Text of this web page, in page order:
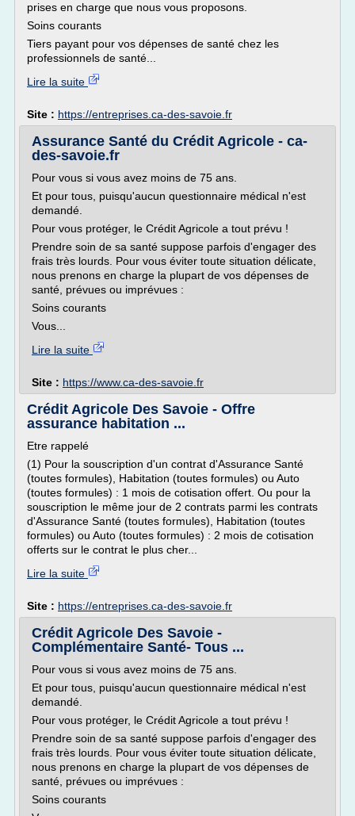
prises en charge que nous vous proposons.
Soins courants
Tiers payant pour vos dépenses de santé chez les
professionnels de santé...
Lire la suite
Site : https://entreprises.ca-des-savoie.fr
Assurance Santé du Crédit Agricole - ca-
des-savoie.fr
Pour vous si vous avez moins de 75 ans.
Et pour tous, puisqu'aucun questionnaire médical n'est
demandé.
Pour vous protéger, le Crédit Agricole a tout prévu !
Prendre soin de sa santé suppose parfois d'engager des
frais très lourds. Pour vous éviter toute situation délicate,
nous prenons en charge la plupart de vos dépenses de
santé, prévues ou imprévues :
Soins courants
Vous...
Lire la suite
Site : https://www.ca-des-savoie.fr
Crédit Agricole Des Savoie - Offre
assurance habitation ...
Etre rappelé
(1) Pour la souscription d'un contrat d'Assurance Santé
(toutes formules), Habitation (toutes formules) ou Auto
(toutes formules) : 1 mois de cotisation offert. Ou pour la
souscription le même jour de 2 contrats parmi les contrats
d'Assurance Santé (toutes formules), Habitation (toutes
formules) ou Auto (toutes formules) : 2 mois de cotisation
offerts sur le contrat le plus cher...
Lire la suite
Site : https://entreprises.ca-des-savoie.fr
Crédit Agricole Des Savoie -
Complémentaire Santé- Tous ...
Pour vous si vous avez moins de 75 ans.
Et pour tous, puisqu'aucun questionnaire médical n'est
demandé.
Pour vous protéger, le Crédit Agricole a tout prévu !
Prendre soin de sa santé suppose parfois d'engager des
frais très lourds. Pour vous éviter toute situation délicate,
nous prenons en charge la plupart de vos dépenses de
santé, prévues ou imprévues :
Soins courants